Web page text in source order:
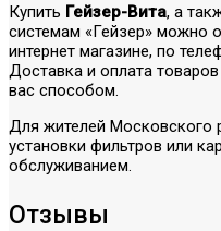
Купить Гейзер-Вита, а
системам «Гейзер» можно
интернет магазине, по
Доставка и оплата
вас способом.
Для жителей Московского
установки фильтров или
обслуживанием.
Отзывы